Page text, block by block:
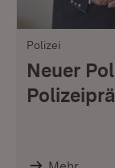
Polizei
Neuer